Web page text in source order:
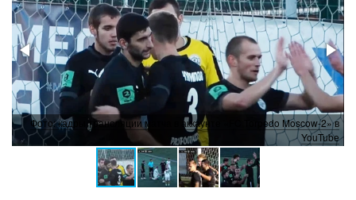
Фото: кадры трансляции матча в аккаунте «FC Torpedo Moscow-2» в
YouTube